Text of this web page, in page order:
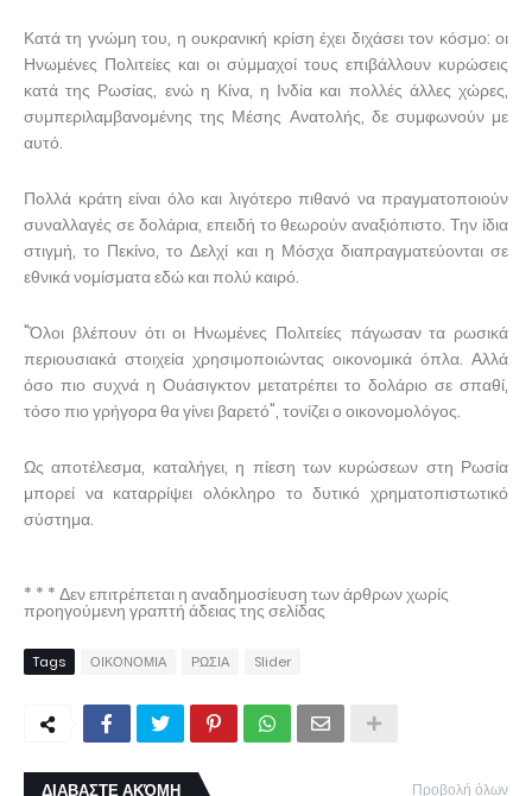
Κατά τη γνώμη του, η ουκρανική κρίση έχει διχάσει τον κόσμο: οι
Ηνωμένες Πολιτείες και οι σύμμαχοί τους επιβάλλουν κυρώσεις
κατά της Ρωσίας, ενώ η Κίνα, η Ινδία και πολλές άλλες χώρες,
συμπεριλαμβανομένης της Μέσης Ανατολής, δε συμφωνούν με
αυτό.
Πολλά κράτη είναι όλο και λιγότερο πιθανό να πραγματοποιούν
συναλλαγές σε δολάρια, επειδή το θεωρούν αναξιόπιστο. Την ίδια
στιγμή, το Πεκίνο, το Δελχί και η Μόσχα διαπραγματεύονται σε
εθνικά νομίσματα εδώ και πολύ καιρό.
"Όλοι βλέπουν ότι οι Ηνωμένες Πολιτείες πάγωσαν τα ρωσικά
περιουσιακά στοιχεία χρησιμοποιώντας οικονομικά όπλα. Αλλά
όσο πιο συχνά η Ουάσιγκτον μετατρέπει το δολάριο σε σπαθί,
τόσο πιο γρήγορα θα γίνει βαρετό", τονίζει ο οικονομολόγος.
Ως αποτέλεσμα, καταλήγει, η πίεση των κυρώσεων στη Ρωσία
μπορεί να καταρρίψει ολόκληρο το δυτικό χρηματοπιστωτικό
σύστημα.
* * * Δεν επιτρέπεται η αναδημοσίευση των άρθρων χωρίς
προηγούμενη γραπτή άδειας της σελίδας
Tags ΟΙΚΟΝΟΜΙΑ ΡΩΣΙΑ Slider
ΔΙΑΒΑΣΤΕ ΑΚΌΜΗ Προβολή όλων